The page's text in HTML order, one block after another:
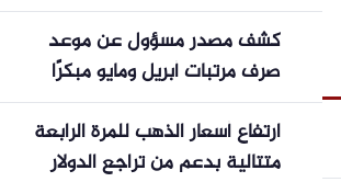
كشف مصدر مسؤول عن موعد
صرف مرتبات أبريل ومايو مبكرًا
وتفاصيل زيادة المعلمين في 2026
ارتفاع أسعار الذهب للمرة الرابعة
متتالية بدعم من تراجع الدولار